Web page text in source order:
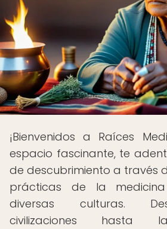
¡Bienvenidos a Raíces
espacio fascinante, te
de descubrimiento a través
prácticas de la
diversas culturas.
civilizaciones hasta